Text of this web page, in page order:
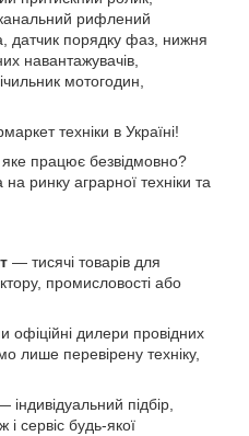
рифлений
датчик порядку фаз, нижня
навантажувачів,
мотогодин,
техніки в Україні!
працює безвідмовно?
ринку аграрної техніки та
— тисячі товарів для
промисловості або
офіційні дилери провідних
лише перевірену техніку,
індивідуальний підбір,
і сервіс будь-якої